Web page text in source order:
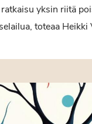
yksin riitä
toteaa Heikki